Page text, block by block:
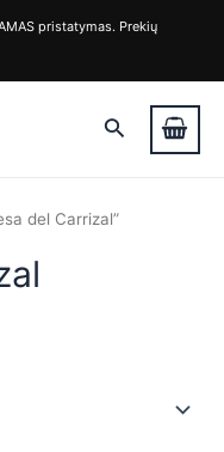
pristatymas. Prekių
Paieška
del Carrizal”